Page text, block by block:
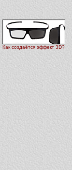
Как создаётся эффект 3D?